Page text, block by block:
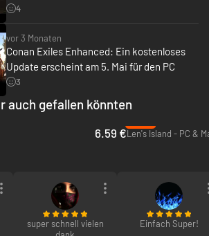
4
vor 3 Monaten
Conan Exiles Enhanced: Ein kostenloses
Update erscheint am 5. Mai für den PC
3
auch gefallen könnten
6.59 €Len's Island - PC &
super schnell vielen
Einfach Super!